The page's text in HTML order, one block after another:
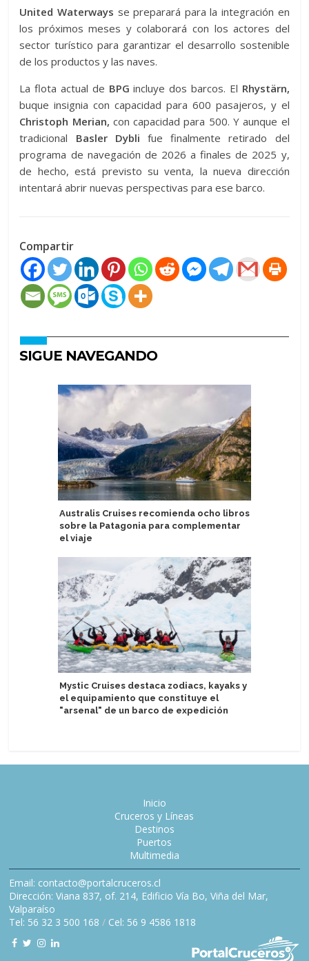
United Waterways se preparará para la integración en
los próximos meses y colaborará con los actores del
sector turístico para garantizar el desarrollo sostenible
de los productos y las naves.
La flota actual de BPG incluye dos barcos. El Rhystärn,
buque insignia con capacidad para 600 pasajeros, y el
Christoph Merian, con capacidad para 500. Y aunque el
tradicional Basler Dybli fue finalmente retirado del
programa de navegación de 2026 a finales de 2025 y,
de hecho, está previsto su venta, la nueva dirección
intentará abrir nuevas perspectivas para ese barco.
Compartir
SIGUE NAVEGANDO
Australis Cruises recomienda ocho libros
sobre la Patagonia para complementar
el viaje
Mystic Cruises destaca zodiacs, kayaks y
el equipamiento que constituye el
"arsenal" de un barco de expedición
Inicio
Cruceros y Líneas
Destinos
Puertos
Multimedia
Email: contacto@portalcruceros.cl
Dirección: Viana 837, of. 214, Edificio Vía Bo, Viña del Mar,
Valparaíso
Tel: 56 32 3 500 168 / Cel: 56 9 4586 1818